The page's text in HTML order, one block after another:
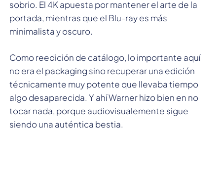
sobrio. El 4K apuesta por mantener el arte de la
portada, mientras que el Blu-ray es más
minimalista y oscuro.
Como reedición de catálogo, lo importante aquí
no era el packaging sino recuperar una edición
técnicamente muy potente que llevaba tiempo
algo desaparecida. Y ahí Warner hizo bien en no
tocar nada, porque audiovisualemente sigue
siendo una auténtica bestia.